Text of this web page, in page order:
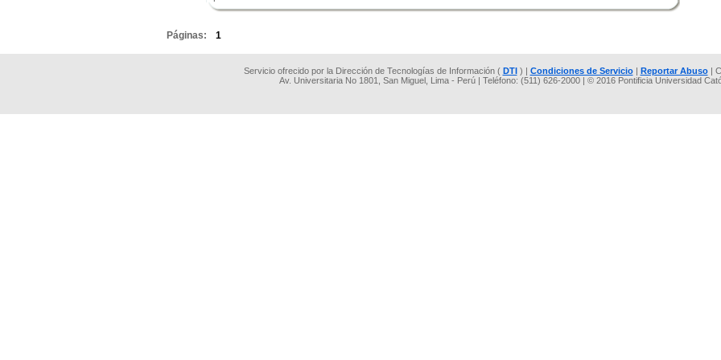
Páginas: 1
Servicio ofrecido por la Dirección de Tecnologías de Información ( DTI) | Condiciones de Servicio| Reportar Abuso|
Av. Universitaria No 1801, San Miguel, Lima - Perú | Teléfono: (511) 626-2000 | © 2016 Pontificia Universidad